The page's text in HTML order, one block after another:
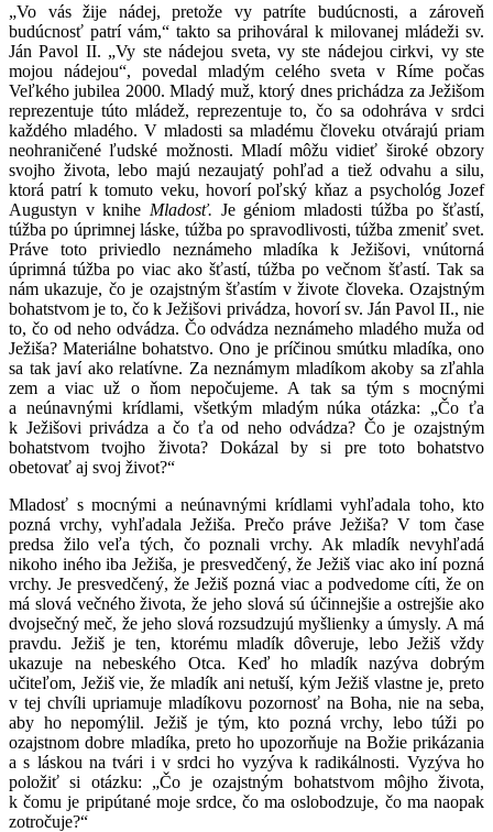
„Vo vás žije nádej, pretože vy patríte budúcnosti, a zároveň
budúcnosť patrí vám,“ takto sa prihováral k milovanej mládeži sv.
Ján Pavol II. „Vy ste nádejou sveta, vy ste nádejou cirkvi, vy ste
mojou nádejou“, povedal mladým celého sveta v Ríme počas
Veľkého jubilea 2000. Mladý muž, ktorý dnes prichádza za Ježišom
reprezentuje túto mládež, reprezentuje to, čo sa odohráva v srdci
každého mladého. V mladosti sa mladému človeku otvárajú priam
neohraničené ľudské možnosti. Mladí môžu vidieť široké obzory
svojho života, lebo majú nezaujatý pohľad a tiež odvahu a silu,
ktorá patrí k tomuto veku, hovorí poľský kňaz a psychológ Jozef
Augustyn v knihe Mladosť. Je géniom mladosti túžba po šťastí,
túžba po úprimnej láske, túžba po spravodlivosti, túžba zmeniť svet.
Práve toto priviedlo neznámeho mladíka k Ježišovi, vnútorná
úprimná túžba po viac ako šťastí, túžba po večnom šťastí. Tak sa
nám ukazuje, čo je ozajstným šťastím v živote človeka. Ozajstným
bohatstvom je to, čo k Ježišovi privádza, hovorí sv. Ján Pavol II., nie
to, čo od neho odvádza. Čo odvádza neznámeho mladého muža od
Ježiša? Materiálne bohatstvo. Ono je príčinou smútku mladíka, ono
sa tak javí ako relatívne. Za neznámym mladíkom akoby sa zľahla
zem a viac už o ňom nepočujeme. A tak sa tým s mocnými
a neúnavnými krídlami, všetkým mladým núka otázka: „Čo ťa
k Ježišovi privádza a čo ťa od neho odvádza? Čo je ozajstným
bohatstvom tvojho života? Dokázal by si pre toto bohatstvo
obetovať aj svoj život?“
Mladosť s mocnými a neúnavnými krídlami vyhľadala toho, kto
pozná vrchy, vyhľadala Ježiša. Prečo práve Ježiša? V tom čase
predsa žilo veľa tých, čo poznali vrchy. Ak mladík nevyhľadá
nikoho iného iba Ježiša, je presvedčený, že Ježiš viac ako iní pozná
vrchy. Je presvedčený, že Ježiš pozná viac a podvedome cíti, že on
má slová večného života, že jeho slová sú účinnejšie a ostrejšie ako
dvojsečný meč, že jeho slová rozsudzujú myšlienky a úmysly. A má
pravdu. Ježiš je ten, ktorému mladík dôveruje, lebo Ježiš vždy
ukazuje na nebeského Otca. Keď ho mladík nazýva dobrým
učiteľom, Ježiš vie, že mladík ani netuší, kým Ježiš vlastne je, preto
v tej chvíli upriamuje mladíkovu pozornosť na Boha, nie na seba,
aby ho nepomýlil. Ježiš je tým, kto pozná vrchy, lebo túži po
ozajstnom dobre mladíka, preto ho upozorňuje na Božie prikázania
a s láskou na tvári i v srdci ho vyzýva k radikálnosti. Vyzýva ho
položiť si otázku: „Čo je ozajstným bohatstvom môjho života,
k čomu je pripútané moje srdce, čo ma oslobodzuje, čo ma naopak
zotročuje?“